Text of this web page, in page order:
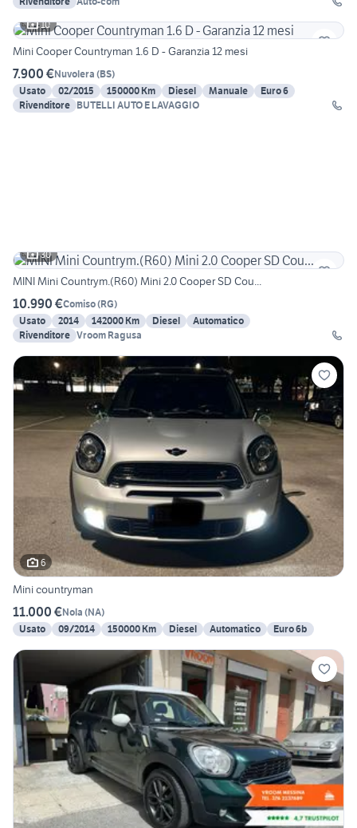
10
Mini Cooper Countryman 1.6 D - Garanzia 12 mesi
7.900 €Nuvolera (BS)
Usato
02/2015 150000 Km Diesel Manuale
Euro 6
Rivenditore BUTELLI AUTO E LAVAGGIO
30
MINI Mini Countrym.(R60) Mini 2.0 Cooper SD Cou...
10.990 €Comiso(RG)
Usato
2014 142000 Km Diesel
Automatico
Rivenditore Vroom Ragusa
6
Mini countryman
11.000 €Nola (NA)
Usato
09/2014 150000 Km Diesel Automatico Euro 6b